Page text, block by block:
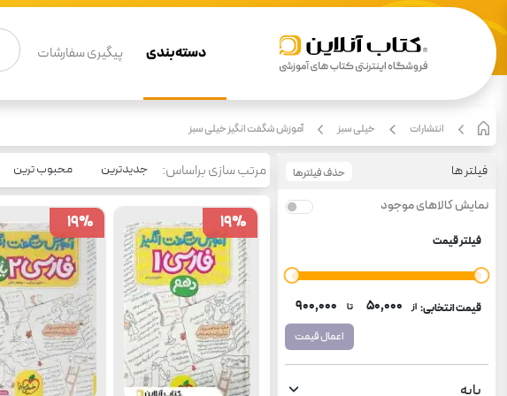
دسته بندی پیگیری سفارشات
انتشارات خیلی سبز آموزش شگفت انگیز خیلی سبز
فیلتر ها حذف فیلترها
نمایش کالاهای موجود
فیلتر قیمت
قیمت انتخابی: از ۵۰٬۰۰۰ تا ۹۰۰٬۰۰۰
اعمال قیمت
پایه
مرتب سازی براساس: جدیدترین محبوب ترین
19%
19%
19%
19%